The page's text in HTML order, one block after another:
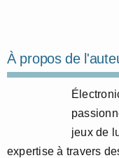
À propos de
jeux de
expertise à travers